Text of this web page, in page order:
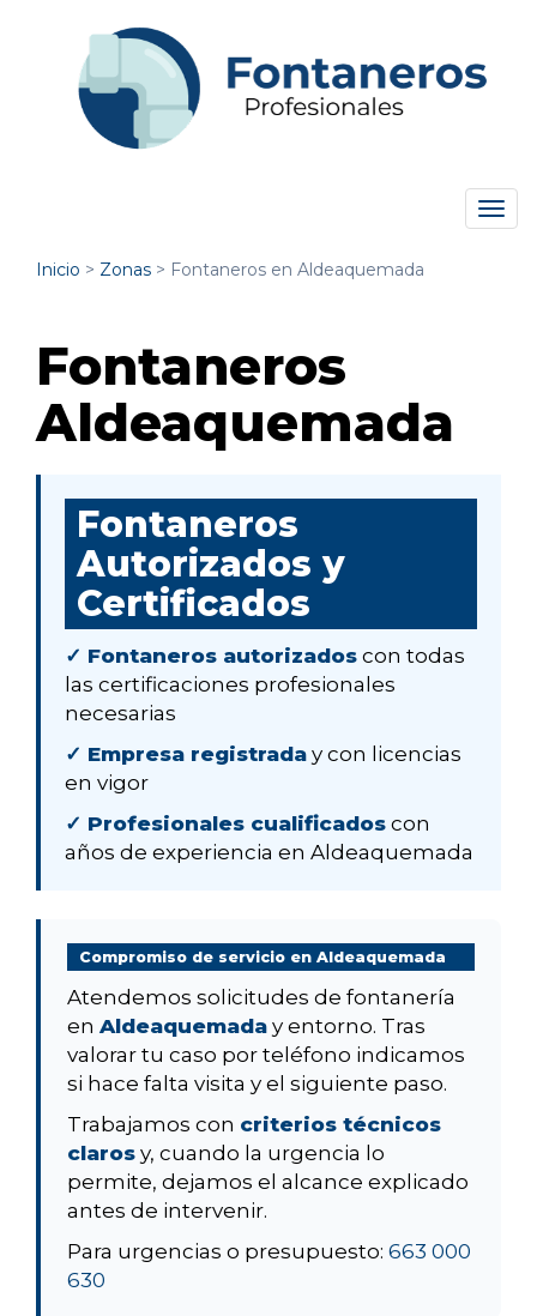
Inicio > Zonas > Fontaneros en Aldeaquemada
Fontaneros
Aldeaquemada
Fontaneros
Autorizados y
Certificados
✓ Fontaneros autorizados con todas
las certificaciones profesionales
necesarias
✓ Empresa registrada y con licencias
en vigor
✓ Profesionales cualificados con
años de experiencia en Aldeaquemada
Compromiso de servicio en Aldeaquemada
Atendemos solicitudes de fontanería
en Aldeaquemada y entorno. Tras
valorar tu caso por teléfono indicamos
si hace falta visita y el siguiente paso.
Trabajamos con criterios técnicos
claros y, cuando la urgencia lo
permite, dejamos el alcance explicado
antes de intervenir.
Para urgencias o presupuesto: 663 000
630